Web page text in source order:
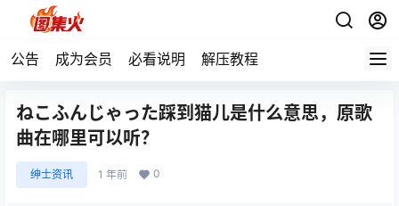
公告 成为会员 必看说明 解压教程
ねこふんじゃった踩到猫儿是什么意思，原歌
曲在哪里可以听？
绅士资讯 1 年前 0